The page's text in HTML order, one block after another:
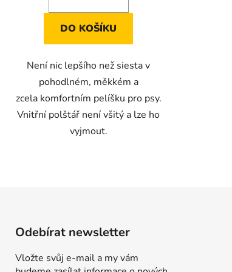
DO KOŠÍKU
Není nic lepšího než siesta v
pohodlném, měkkém a
zcela komfortním pelíšku pro psy.
Vnitřní polštář není všitý a lze ho
vyjmout.
Odebírat newsletter
Vložte svůj e-mail a my vám